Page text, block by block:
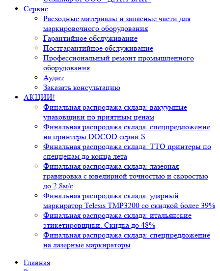
Сервис
Расходные материалы и запасные части для
маркировочного оборудования
Гарантийное обслуживание
Постгарантийное обслуживание
Профессиональный ремонт промышленного
оборудования
Аудит
Заказать консультацию
АКЦИИ!
Финальная распродажа склада: вакуумные
упаковщики по приятным ценам
Финальная распродажа склада: спецпредложение
на принтеры DOCOD серии S
Финальная распродажа склада: ТТО принтеры по
спецценам до конца лета
Финальная распродажа склада: лазерная
гравировка с ювелирной точностью и скоростью
до 2,8м/с
Финальная распродажа склада: ударный
маркиратор Telesis TMP3200 со скидкой более 39%
Финальная распродажа склада: итальянские
этикетировщики. Скидка до 48%
Финальная распродажа склада: спецпредложение
на лазерные маркираторы
Главная